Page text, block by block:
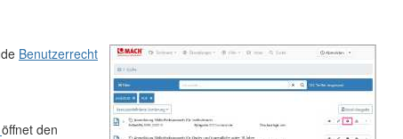
Benutzerrecht
öffnet den